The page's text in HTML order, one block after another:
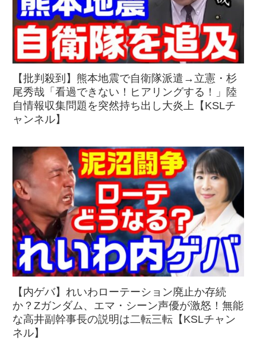
【批判殺到】熊本地震で自衛隊派遣→立憲・杉
尾秀哉「看過できない！ヒアリングする！」陸
自情報収集問題を突然持ち出し大炎上【KSLチ
ャンネル】
【内ゲバ】れいわローテーション廃止か存続
か？Zガンダム、エマ・シーン声優が激怒！無能
な高井副幹事長の説明は二転三転【KSLチャン
ネル】